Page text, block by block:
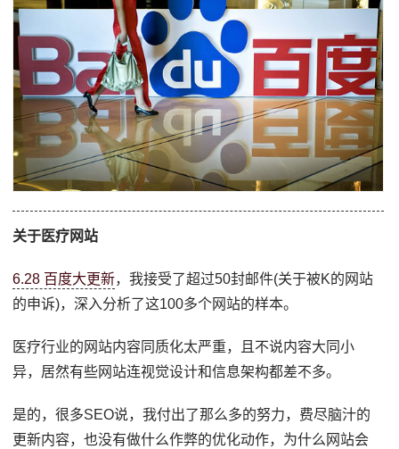
关于医疗网站
6.28 百度大更新，我接受了超过50封邮件(关于被K的网站
的申诉)，深入分析了这100多个网站的样本。
医疗行业的网站内容同质化太严重，且不说内容大同小
异，居然有些网站连视觉设计和信息架构都差不多。
是的，很多SEO说，我付出了那么多的努力，费尽脑汁的
更新内容，也没有做什么作弊的优化动作，为什么网站会